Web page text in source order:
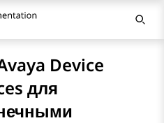
Device
для